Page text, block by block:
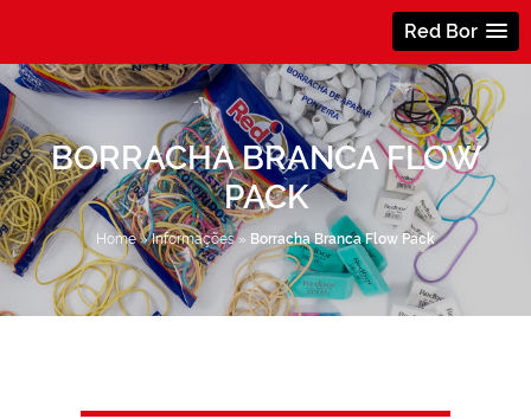
Red Bor
BORRACHA BRANCA FLOW
PACK
Home»Informações » Borracha Branca Flow Pack